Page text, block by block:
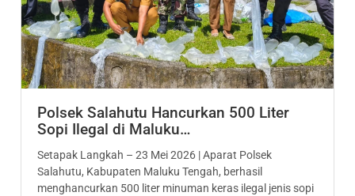
Polsek Salahutu Hancurkan 500 Liter
Sopi Ilegal di Maluku…
Setapak Langkah – 23 Mei 2026 | Aparat Polsek
Salahutu, Kabupaten Maluku Tengah, berhasil
menghancurkan 500 liter minuman keras ilegal jenis sopi